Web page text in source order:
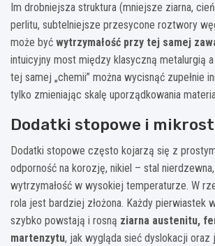
Im drobniejsza struktura (mniejsze ziarna,
perlitu, subtelniejsze przesycone roztwory
może być wytrzymałość przy tej samej
intuicyjny most między klasyczną metalurgią
tej samej „chemii” można wycisnąć zupełnie
tylko zmieniając skalę uporządkowania
Dodatki stopowe i
Dodatki stopowe często kojarzą się z
odporność na korozję, nikiel – stal
wytrzymałość w wysokiej temperaturze. W
rola jest bardziej złożona. Każdy pierwiastek
szybko powstają i rosną ziarna austenitu,
martenzytu, jak wygląda sieć dyslokacji oraz